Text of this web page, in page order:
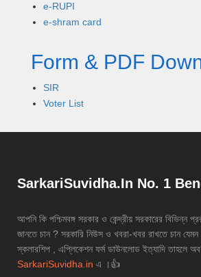
e-RUPI
e-shram card
Form & PDF
SIR
Voter List
SarkariSuvidha.In No. 1
আপনি কি পশ্চিমবঙ্গ সরকার ও কেন্দ্রীয় সরকারের বিভিন্ন
জানতে চান ? সরকারি নিউস ও খবরা-খবর রাখতে চান যেমন
স্কলারশিপ , এপ্লিকেশন ফর্ম ডাউনলোড ইত্যাদি তাহলে
SarkariSuvidha.in এ ।👍